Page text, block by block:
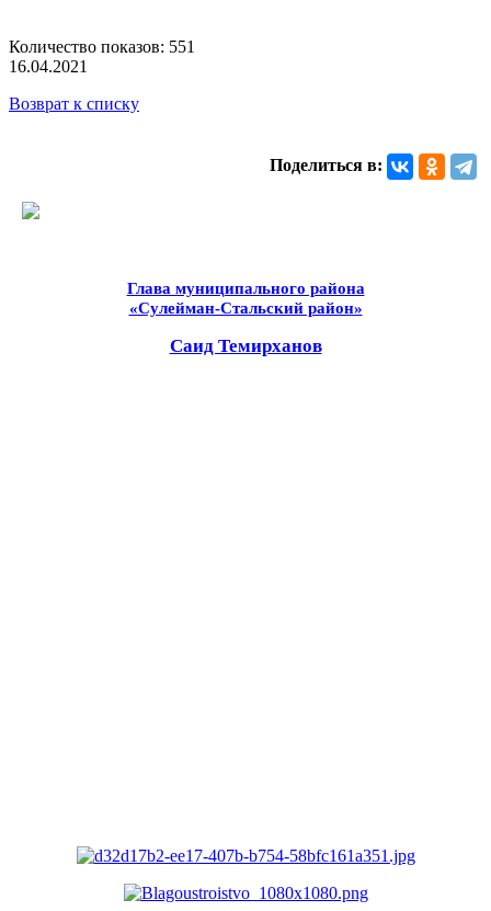
Количество показов: 551
16.04.2021
Возврат к списку
Поделиться в:
Глава муниципального района
«Сулейман-Стальский район»
Саид Темирханов